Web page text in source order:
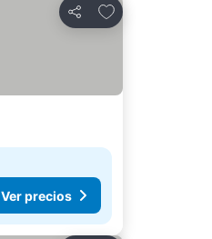
Compartir
Añadir a favoritos
Ver precios